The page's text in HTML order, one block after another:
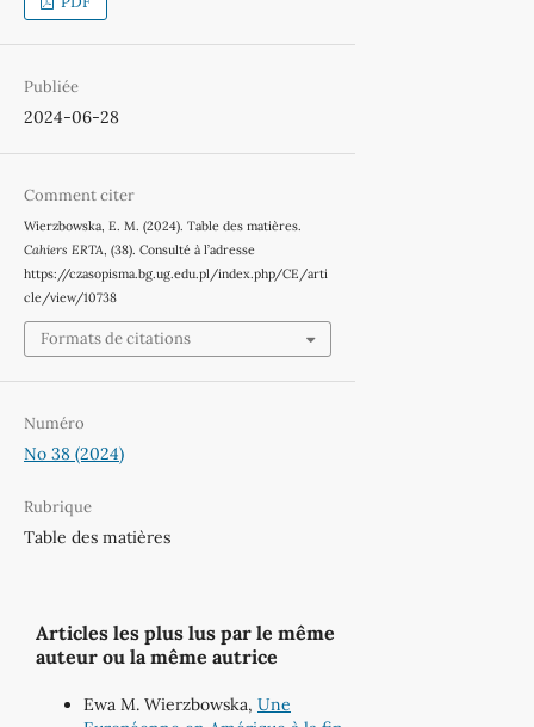
Publiée
2024-06-28
Comment citer
Wierzbowska, E. M. (2024). Table des matières.
Cahiers ERTA , (38). Consulté à l’adresse
https://czasopisma.bg.ug.edu.pl/index.php/CE/arti
cle/view/10738
Formats de citations
Numéro
No 38 (2024)
Rubrique
Table des matières
Articles les plus lus par le même
auteur ou la même autrice
Ewa M. Wierzbowska, Une